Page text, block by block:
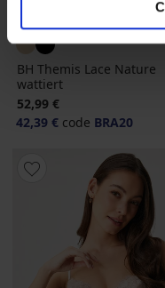
BH Themis Lace Nature
wattiert
52,99 €
42,39 € code BRA20